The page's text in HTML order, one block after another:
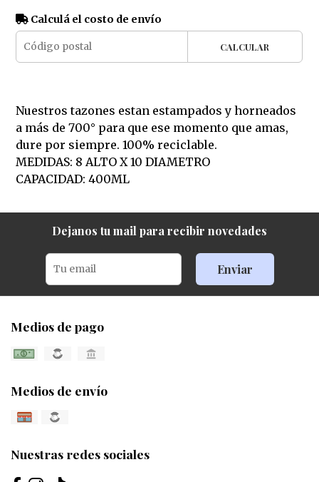
Calculá el costo de envío
CALCULAR
Nuestros tazones estan estampados y horneados
a más de 700° para que ese momento que amas,
dure por siempre. 100% reciclable.
MEDIDAS: 8 ALTO X 10 DIAMETRO
CAPACIDAD: 400ML
Dejanos tu mail para recibir novedades
Enviar
Medios de pago
Medios de envío
Nuestras redes sociales